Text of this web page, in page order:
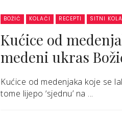
BOŽIĆ KOLAČI RECEPTI SITNI
Kućice od
medeni ukras
Kućice od medenjaka koje se
tome lijepo ‘sjednu’ na ...